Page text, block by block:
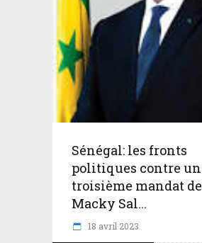
Sénégal: les fronts
politiques contre un
troisième mandat de
Macky Sal...
18 avril 2023